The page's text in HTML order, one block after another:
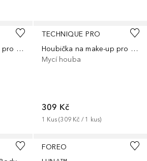
Houbička na make-up pro dokonalý vzhled
TECHNIQUE PRO
Houbička na make-up pro dokonalý vzhled
Mycí houba
309 Kč
1 Kus (309 Kč / 1 kus)
FOREO